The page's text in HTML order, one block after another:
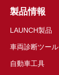
製品情報
LAUNCH製品
車両診断ツール
自動車工具